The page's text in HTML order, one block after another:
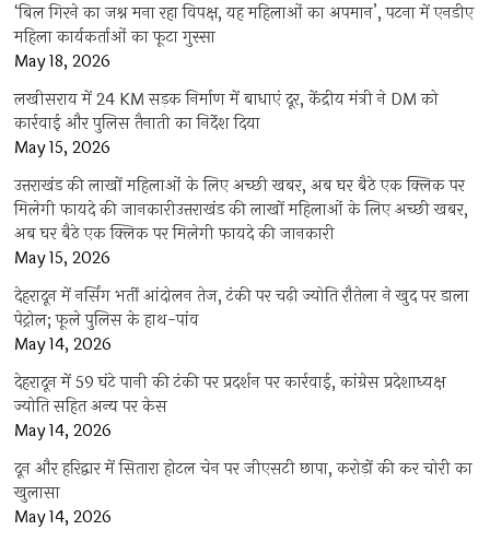
‘बिल गिरने का जश्न मना रहा विपक्ष, यह महिलाओं का अपमान’, पटना में एनडीए
महिला कार्यकर्ताओं का फूटा गुस्सा
May 18, 2026
लखीसराय में 24 KM सड़क निर्माण में बाधाएं दूर, केंद्रीय मंत्री ने DM को
कार्रवाई और पुलिस तैनाती का निर्देश दिया
May 15, 2026
उत्तराखंड की लाखों महिलाओं के लिए अच्छी खबर, अब घर बैठे एक क्लिक पर
मिलेगी फायदे की जानकारीउत्तराखंड की लाखों महिलाओं के लिए अच्छी खबर,
अब घर बैठे एक क्लिक पर मिलेगी फायदे की जानकारी
May 15, 2026
देहरादून में नर्सिंग भर्ती आंदोलन तेज, टंकी पर चढ़ी ज्योति रौतेला ने खुद पर डाला
पेट्रोल; फूले पुलिस के हाथ-पांव
May 14, 2026
देहरादून में 59 घंटे पानी की टंकी पर प्रदर्शन पर कार्रवाई, कांग्रेस प्रदेशाध्यक्ष
ज्योति सहित अन्य पर केस
May 14, 2026
दून और हरिद्वार में सितारा होटल चेन पर जीएसटी छापा, करोड़ों की कर चोरी का
खुलासा
May 14, 2026